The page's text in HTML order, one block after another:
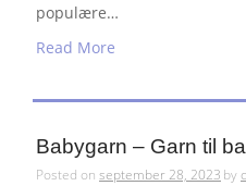
populære…
Read More
Babygarn – Garn til
Posted on september 28, 2023 by